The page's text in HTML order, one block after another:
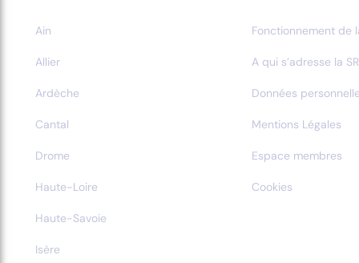
Ain
Allier
Ardèche
Cantal
Drome
Haute-Loire
Haute-Savoie
Isère
Fonctionnement de
A qui s’adresse la
Données
Mentions Légales
Espace membres
Cookies